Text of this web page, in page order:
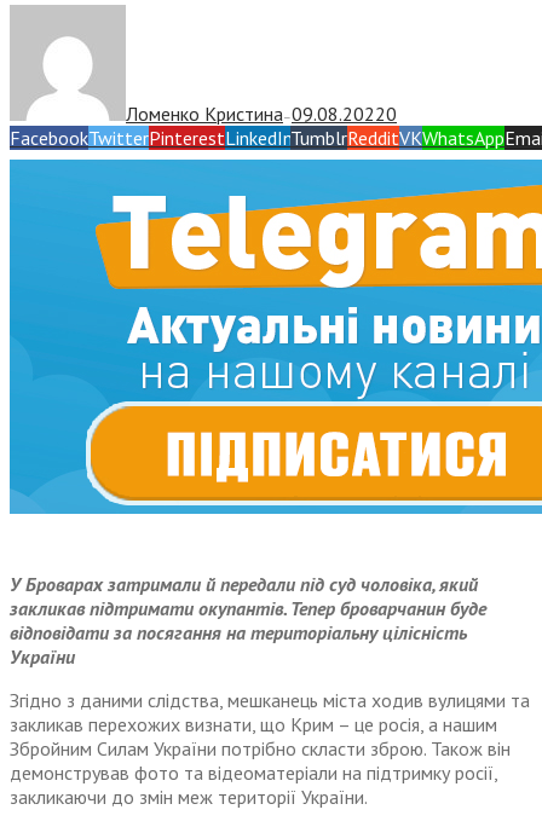
Ломенко Кристина—09.08.20220
FacebookTwitterPinterestLinkedInTumblrRedditVKWhatsApp
У Броварах затримали й передали під суд чоловіка, який
закликав підтримати окупантів. Тепер броварчанин буде
відповідати за посягання на територіальну цілісність
України
Згідно з даними слідства, мешканець міста ходив вулицями та
закликав перехожих визнати, що Крим – це росія, а нашим
Збройним Силам України потрібно скласти зброю. Також він
демонстрував фото та відеоматеріали на підтримку росії,
закликаючи до змін меж території України.